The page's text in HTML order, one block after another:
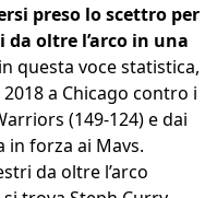
preso lo scettro per
oltre l’arco in una
questa voce statistica,
a Chicago contro i
(149-124) e dai
in forza ai Mavs.
da oltre l’arco